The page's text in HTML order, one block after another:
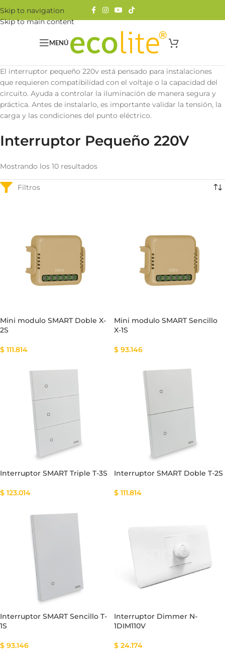
Skip to navigation
Skip to main content
MENÚ
El interruptor pequeño 220v está pensado para instalaciones
que requieren compatibilidad con el voltaje o la capacidad del
circuito. Ayuda a controlar la iluminación de manera segura y
práctica. Antes de instalarlo, es importante validar la tensión, la
carga y las condiciones del punto eléctrico.
Interruptor Pequeño 220V
Mostrando los 10 resultados
Mini modulo SMART Doble X-
2S
$ 111.814
Mini modulo SMART Sencillo
X-1S
$ 93.146
Interruptor SMART Triple T-3S
$ 123.014
Interruptor SMART Doble T-2S
$ 111.814
Interruptor SMART Sencillo T-
1S
$ 93.146
Interruptor Dimmer N-
1DIM110V
$ 24.174